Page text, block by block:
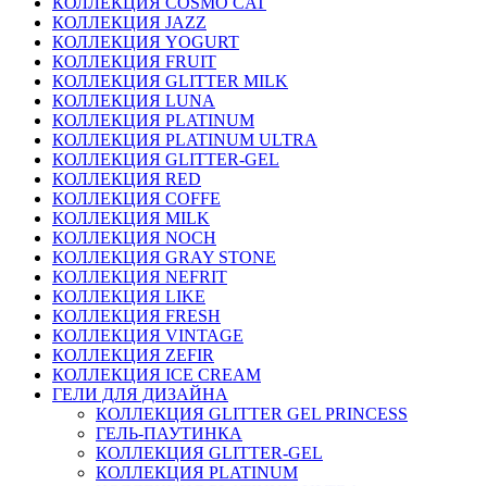
КОЛЛЕКЦИЯ JAZZ
КОЛЛЕКЦИЯ YOGURT
КОЛЛЕКЦИЯ FRUIT
КОЛЛЕКЦИЯ GLITTER MILK
КОЛЛЕКЦИЯ LUNA
КОЛЛЕКЦИЯ PLATINUM
КОЛЛЕКЦИЯ PLATINUM ULTRA
КОЛЛЕКЦИЯ GLITTER-GEL
КОЛЛЕКЦИЯ RED
КОЛЛЕКЦИЯ COFFE
КОЛЛЕКЦИЯ MILK
КОЛЛЕКЦИЯ NOCH
КОЛЛЕКЦИЯ GRAY STONE
КОЛЛЕКЦИЯ NEFRIT
КОЛЛЕКЦИЯ LIKE
КОЛЛЕКЦИЯ FRESH
КОЛЛЕКЦИЯ VINTAGE
КОЛЛЕКЦИЯ ZEFIR
КОЛЛЕКЦИЯ ICE CREAM
ГЕЛИ ДЛЯ ДИЗАЙНА
КОЛЛЕКЦИЯ GLITTER GEL PRINCESS
ГЕЛЬ-ПАУТИНКА
КОЛЛЕКЦИЯ GLITTER-GEL
КОЛЛЕКЦИЯ PLATINUM